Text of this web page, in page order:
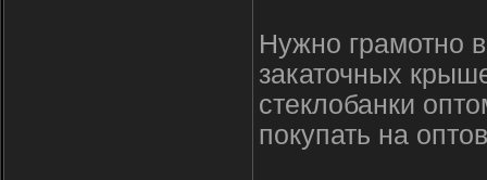
Нужно грамотно
закаточных
стеклобанки
покупать на